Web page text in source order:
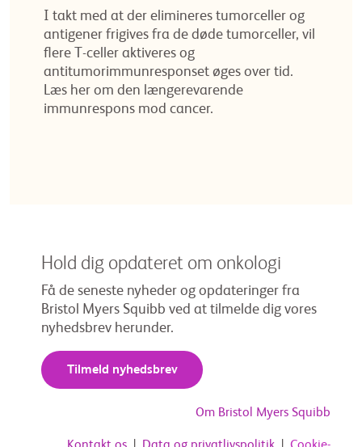
I takt med at der elimineres tumorceller og
antigener frigives fra de døde tumorceller, vil
flere T-celler aktiveres og
antitumorimmunresponset øges over tid.
Læs her om den længerevarende
immunrespons mod cancer.
Hold dig opdateret om onkologi
Få de seneste nyheder og opdateringer fra
Bristol Myers Squibb ved at tilmelde dig vores
nyhedsbrev herunder.
Tilmeld nyhedsbrev
Om Bristol Myers Squibb